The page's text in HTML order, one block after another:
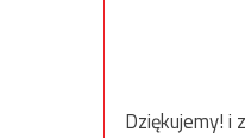
Dziękujemy! i